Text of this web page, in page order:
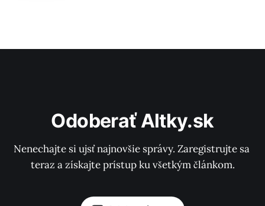
Odoberať Altky.sk
Nenechajte si ujsť najnovšie správy. Zaregistrujte sa
teraz a získajte prístup ku všetkým článkom.